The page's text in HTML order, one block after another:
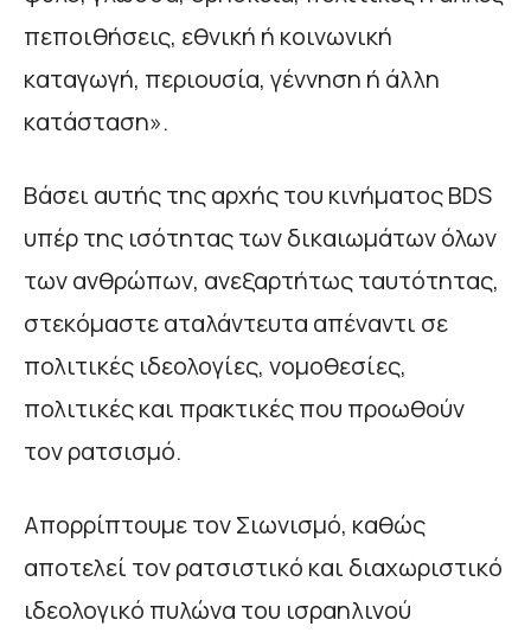
πεποιθήσεις, εθνική ή κοινωνική
καταγωγή, περιουσία, γέννηση ή άλλη
κατάσταση».
Βάσει αυτής της αρχής του κινήματος BDS
υπέρ της ισότητας των δικαιωμάτων όλων
των ανθρώπων, ανεξαρτήτως ταυτότητας,
στεκόμαστε αταλάντευτα απέναντι σε
πολιτικές ιδεολογίες, νομοθεσίες,
πολιτικές και πρακτικές που προωθούν
τον ρατσισμό.
Απορρίπτουμε τον Σιωνισμό, καθώς
αποτελεί τον ρατσιστικό και διαχωριστικό
ιδεολογικό πυλώνα του ισραηλινού